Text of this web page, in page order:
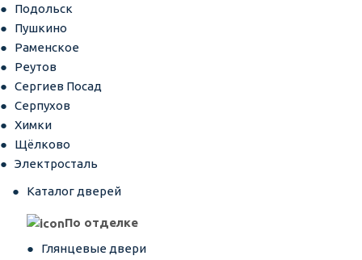
Подольск
Пушкино
Раменское
Реутов
Сергиев Посад
Серпухов
Химки
Щёлково
Электросталь
Каталог дверей
По отделке
Глянцевые двери